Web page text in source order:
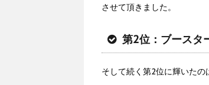
させて頂きました。
第2位：ブースタ
そして続く第2位に輝いたの